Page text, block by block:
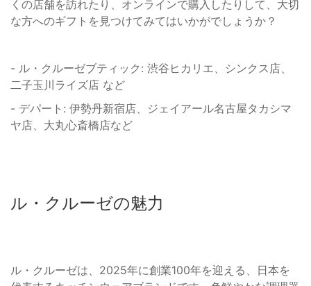
くの店舗を訪れたり、オンラインで購入したりして、大切
な方へのギフトを見つけてみてはいかがでしょうか？
- ル・クルーゼブティック: 渋谷ヒカリエ、シンクス店、
二子玉川ライズ店 など
- デパート: 伊勢丹新宿店、ジェイアール名古屋タカシマ
ヤ店、大丸心斎橋店など
ル・クルーゼの魅力
ル・クルーゼは、2025年に創業100年を迎える、日本を